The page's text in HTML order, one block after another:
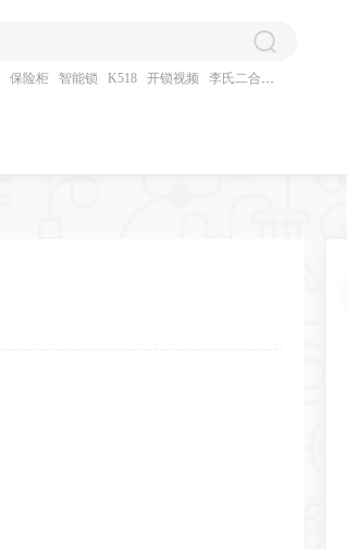
保险柜 智能锁 K518 开锁视频 李氏二合一